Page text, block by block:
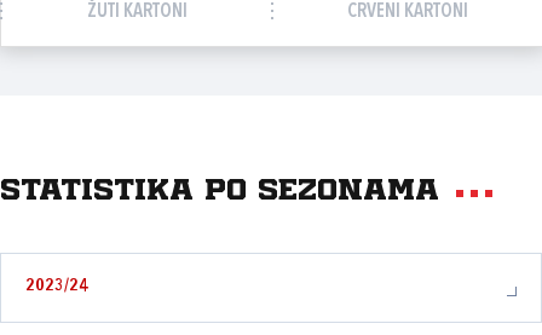
ŽUTI KARTONI CRVENI KARTONI
Statistika po sezonama
2023/24